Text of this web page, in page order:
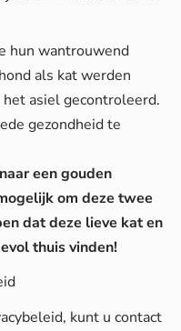
hun wantrouwend
als kat werden
asiel gecontroleerd.
gezondheid te
een gouden
om deze twee
dat deze lieve kat en
thuis vinden!
kunt u contact